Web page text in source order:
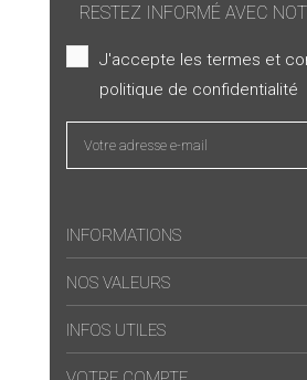
RESTEZ INFORMÉ AVEC
J'accepte les termes et
politique de confidentialité
INFORMATIONS
NOS VALEURS
INFOS UTILES